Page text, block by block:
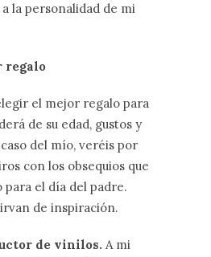
la personalidad de mi
regalo
el mejor regalo para
de su edad, gustos y
del mío, veréis por
con los obsequios que
para el día del padre.
de inspiración.
de vinilos. A mi